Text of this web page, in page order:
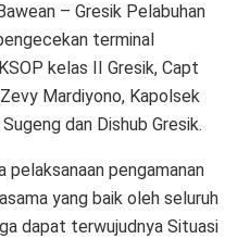
– Gresik Pelabuhan
terminal
kelas II Gresik, Capt
Mardiyono, Kapolsek
dan Dishub Gresik.
pelaksanaan pengamanan
yang baik oleh seluruh
dapat terwujudnya Situasi